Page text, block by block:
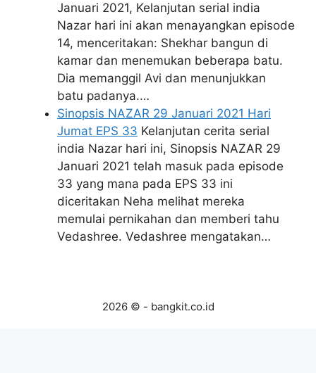
Januari 2021, Kelanjutan serial india
Nazar hari ini akan menayangkan episode
14, menceritakan: Shekhar bangun di
kamar dan menemukan beberapa batu.
Dia memanggil Avi dan menunjukkan
batu padanya.…
Sinopsis NAZAR 29 Januari 2021 Hari
Jumat EPS 33 Kelanjutan cerita serial
india Nazar hari ini, Sinopsis NAZAR 29
Januari 2021 telah masuk pada episode
33 yang mana pada EPS 33 ini
diceritakan Neha melihat mereka
memulai pernikahan dan memberi tahu
Vedashree. Vedashree mengatakan…
2026 © - bangkit.co.id